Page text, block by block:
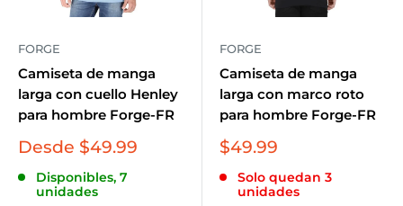
FORGE
Camiseta de manga
larga con cuello Henley
para hombre Forge-FR
Precio
venta
Desde $49.99
Disponibles, 7
unidades
FORGE
Camiseta de manga
larga con marco roto
para hombre Forge-FR
Precio
venta
$49.99
Solo quedan 3
unidades